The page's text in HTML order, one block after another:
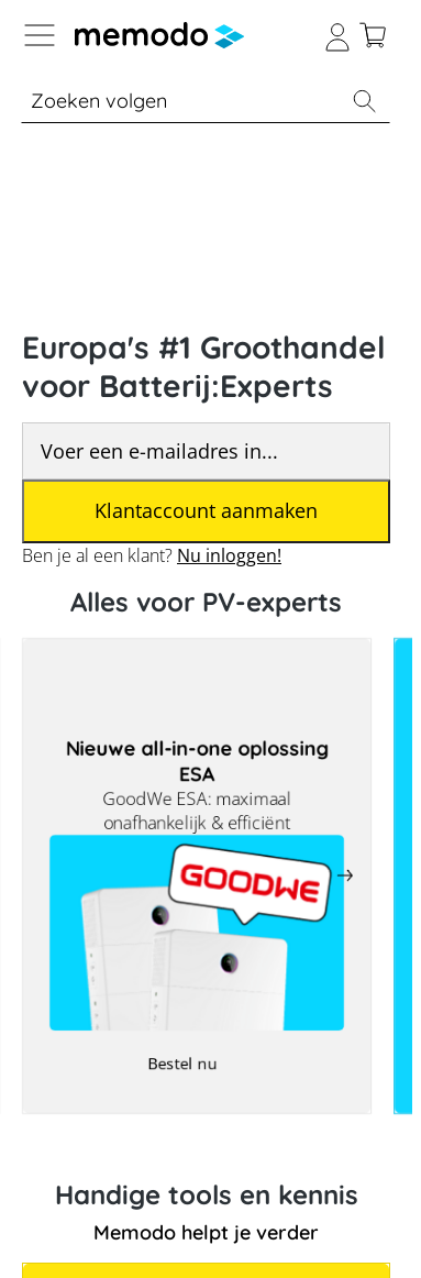
naar navigatie B2B-platform
% Sale Batterijopslag thuis
Europa's #1 Groothandel
voor Batterij:Experts
Ben je al een klant? Nu inloggen!
Alles voor PV-experts
Nieuwe all-in-one oplossing
ESA
GoodWe ESA: maximaal
onafhankelijk & efficiënt
Bestel nu
Handige tools en kennis
Memodo helpt je verder